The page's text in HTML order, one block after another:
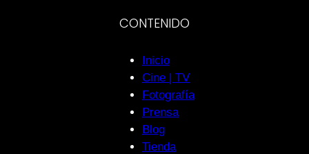
CONTENIDO
Inicio
Cine | TV
Fotografía
Prensa
Blog
Tienda